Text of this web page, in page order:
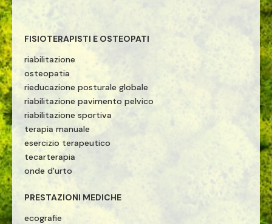
FISIOTERAPISTI E OSTEOPATI
riabilitazione
osteopatia
rieducazione posturale globale
riabilitazione pavimento pelvico
riabilitazione sportiva
terapia manuale
esercizio terapeutico
tecarterapia
onde d'urto
PRESTAZIONI MEDICHE
ecografie